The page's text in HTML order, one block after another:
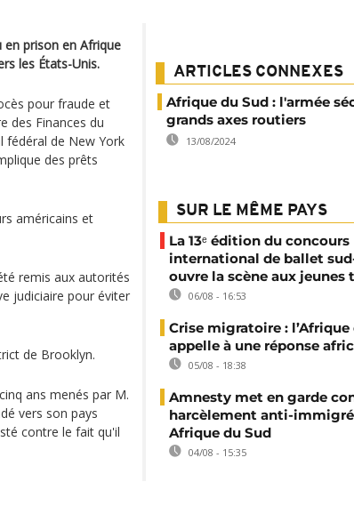
en prison en Afrique
les États-Unis.
pour fraude et
des Finances du
fédéral de New York
des prêts
américains et
remis aux autorités
judiciaire pour éviter
de Brooklyn.
ans menés par M.
vers son pays
contre le fait qu'il
ARTICLES CONNEXES
Afrique du Sud : l'armée
grands axes routiers
13/08/2024
SUR LE MÊME PAYS
La 13ᵉ édition du concours
international de ballet
ouvre la scène aux jeunes
06/08 - 16:53
Crise migratoire : l’Afrique
appelle à une réponse
05/08 - 18:38
Amnesty met en garde
harcèlement anti-
Afrique du Sud
04/08 - 15:35